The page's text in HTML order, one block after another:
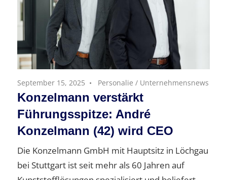
September 15, 2025 Personalie / Unternehmensnews
Konzelmann verstärkt
Führungsspitze: André
Konzelmann (42) wird CEO
Die Konzelmann GmbH mit Hauptsitz in Löchgau
bei Stuttgart ist seit mehr als 60 Jahren auf